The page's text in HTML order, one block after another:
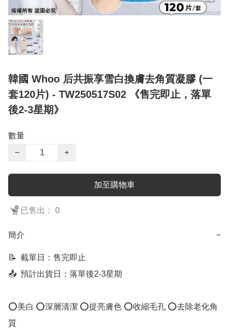
韓國 Whoo 后共振享雪白換膚去角質凝膠 (一
套120片) - TW250517S02 《售完即止，落單
後2-3星期》
數量
−
+
加至購物車
已售出： 0
簡介 −
📝  截單日：售完即止
📤  預計出貨日：落單後2-3星期
⭕美白 ⭕深層清潔 ⭕提亮膚色 ⭕收縮毛孔 ⭕去除老化角
質